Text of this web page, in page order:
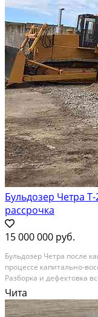
Бульдозер Четра
рассрочка
15 000 000 руб.
Бульдозер Четра после
процессе капитально-
Разборка и дефектовка
рамы бульдозера на
капитальный ремонт
Чита